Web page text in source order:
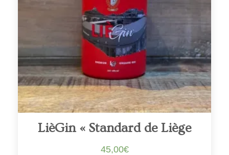
LièGin « Standard de Liège
45,00€